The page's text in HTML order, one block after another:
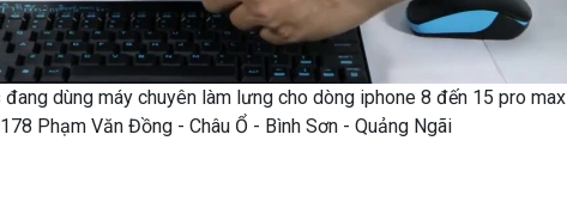
dùng máy chuyên làm lưng cho dòng iphone 8 đến 15 pro max
Phạm Văn Đồng - Châu Ổ - Bình Sơn - Quảng Ngãi